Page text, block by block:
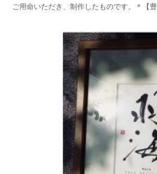
ご用命いただき、制作したものです。＊【